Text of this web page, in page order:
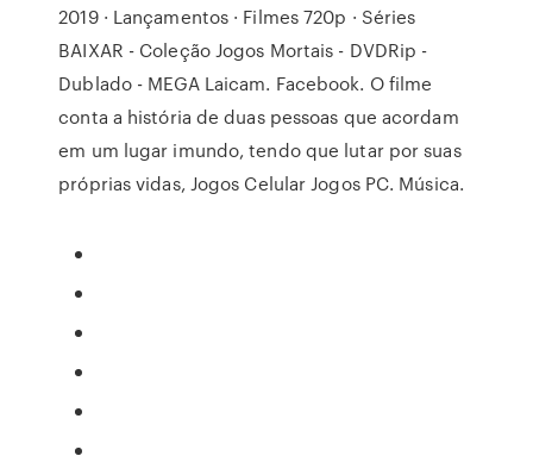
2019 · Lançamentos · Filmes 720p · Séries
BAIXAR - Coleção Jogos Mortais - DVDRip -
Dublado - MEGA Laicam. Facebook. O filme
conta a história de duas pessoas que acordam
em um lugar imundo, tendo que lutar por suas
próprias vidas, Jogos Celular Jogos PC. Música.